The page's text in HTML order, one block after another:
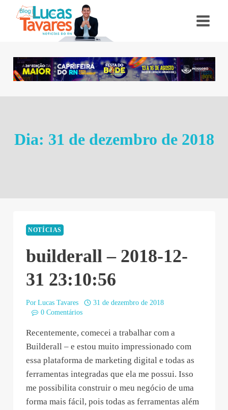
Dia: 31 de dezembro de 2018
NOTÍCIAS
builderall – 2018-12-
31 23:10:56
Por Lucas Tavares
31 de dezembro de 2018
0 Comentários
Recentemente, comecei a trabalhar com a
Builderall – e estou muito impressionado com
essa plataforma de marketing digital e todas as
ferramentas integradas que ela me possui. Isso
me possibilita construir o meu negócio de uma
forma mais fácil, pois todas as ferramentas além